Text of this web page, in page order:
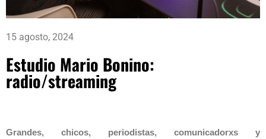
15 agosto, 2024
Estudio Mario Bonino:
radio/streaming
Grandes, chicos, periodistas, comunicadorxs y